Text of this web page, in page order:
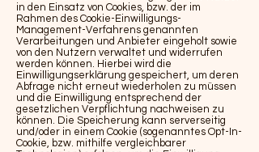
in den Einsatz von Cookies, bzw. der im
Rahmen des Cookie-Einwilligungs-
Management-Verfahrens genannten
Verarbeitungen und Anbieter eingeholt sowie
von den Nutzern verwaltet und widerrufen
werden können. Hierbei wird die
Einwilligungserklärung gespeichert, um deren
Abfrage nicht erneut wiederholen zu müssen
und die Einwilligung entsprechend der
gesetzlichen Verpflichtung nachweisen zu
können. Die Speicherung kann serverseitig
und/oder in einem Cookie (sogenanntes Opt-In-
Cookie, bzw. mithilfe vergleichbarer